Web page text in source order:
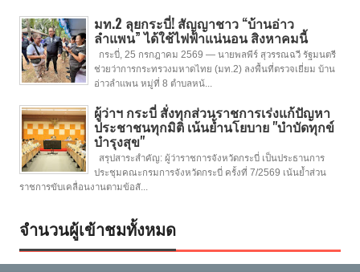
มท.2 ลุยกระบี่! สัญญาชาว “บ้านอ่าว
ลำแพน” ได้ใช้ไฟฟ้าแน่นอน สิงหาคมนี้
กระบี่, 25 กรกฎาคม 2569 — นายพลพีร์ สุวรรณฉวี รัฐมนตรี
ช่วยว่าการกระทรวงมหาดไทย (มท.2) ลงพื้นที่ตรวจเยี่ยม บ้าน
อ่าวลำแพน หมู่ที่ 8 ตำบลหน้...
ผู้ว่าฯ กระบี่ สั่งทุกส่วนราชการเร่งแก้ปัญหา
ประชาชนทุกมิติ เน้นย้ำนโยบาย "บำบัดทุกข์
บำรุงสุข"
สรุปสาระสำคัญ: ผู้ว่าราชการจังหวัดกระบี่ เป็นประธานการ
ประชุมคณะกรมการจังหวัดกระบี่ ครั้งที่ 7/2569 เน้นย้ำส่วน
ราชการขับเคลื่อนงานตามข้อสั...
จำนวนผู้เข้าชมทั้งหมด